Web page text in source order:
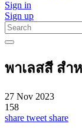
Sign in
Sign up
พาเลสสี สำ
27 Nov 2023
158
share tweet share